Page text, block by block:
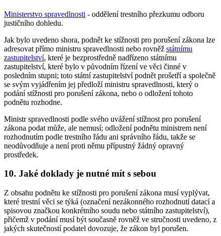
Ministerstvo spravedlnosti - oddělení trestního přezkumu odboru
justičního dohledu.
Jak bylo uvedeno shora, podnět ke stížnosti pro porušení zákona lze
adresovat přímo ministru spravedlnosti nebo rovněž státnímu
zastupitelství, které je bezprostředně nadřízeno státnímu
zastupitelství, které bylo v původním řízení ve věci činné v
posledním stupni; toto státní zastupitelství podnět prošetří a společně
se svým vyjádřením jej předloží ministru spravedlnosti, který o
podání stížnosti pro porušení zákona, nebo o odložení tohoto
podnětu rozhodne.
Ministr spravedlnosti podle svého uvážení stížnost pro porušení
zákona podat může, ale nemusí; odložení podnětu ministrem není
rozhodnutím podle trestního řádu ani správního řádu, takže se
neodůvodňuje a není proti němu přípustný žádný opravný
prostředek.
10. Jaké doklady je nutné mít s sebou
Z obsahu podnětu ke stížnosti pro porušení zákona musí vyplývat,
které trestní věci se týká (označení nezákonného rozhodnutí datací a
spisovou značkou konkrétního soudu nebo státního zastupitelství),
přičemž v podání musí být současně rovněž ve stručnosti uvedeno, z
jakých skutečností podatel dovozuje, že zákon byl porušen.